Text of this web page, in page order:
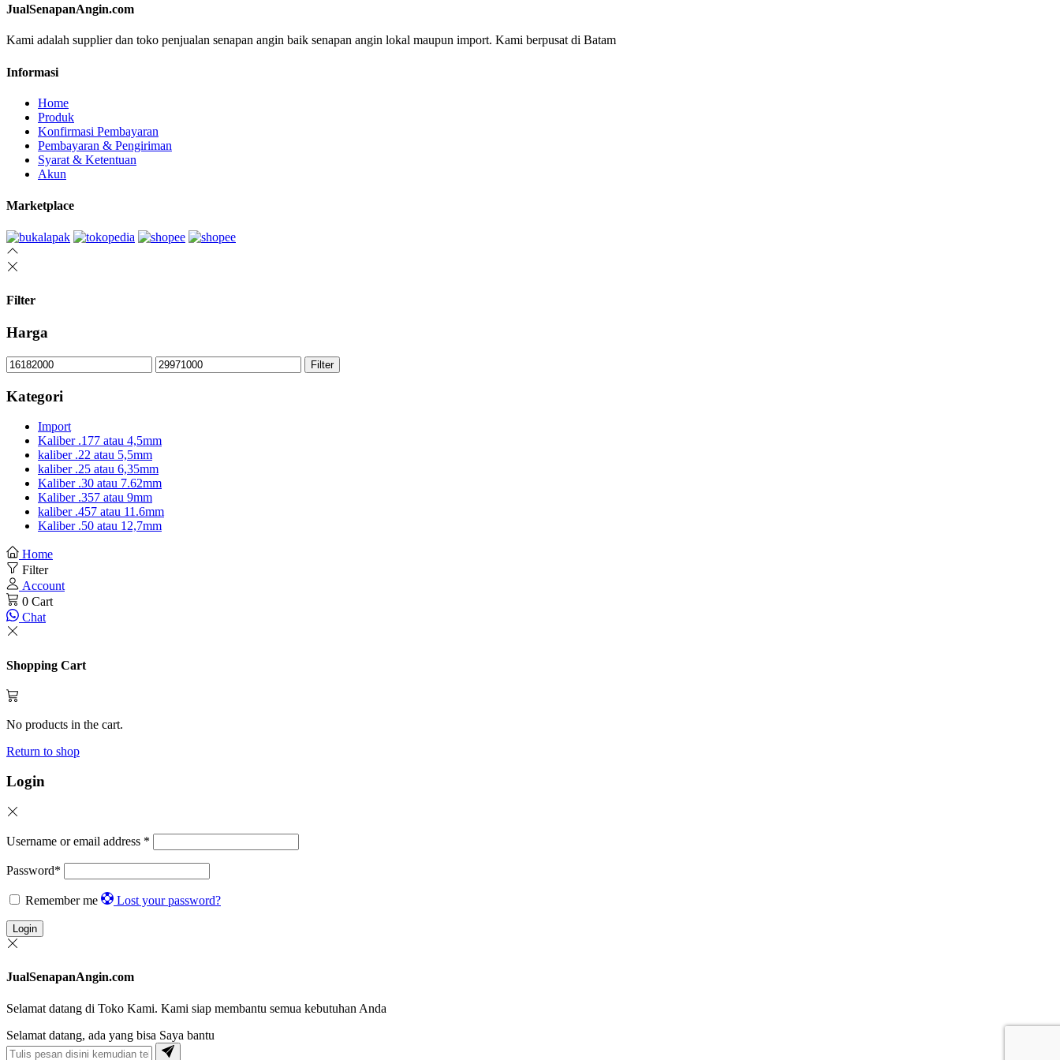
JualSenapanAngin.com
Kami adalah supplier dan toko penjualan senapan angin baik senapan angin lokal maupun import. Kami berpusat di Batam
Informasi
Home
Produk
Konfirmasi Pembayaran
Pembayaran & Pengiriman
Syarat & Ketentuan
Akun
Marketplace
Filter
Harga
Min
price
Max
price
Filter
Kategori
Import
Kaliber .177 atau 4,5mm
kaliber .22 atau 5,5mm
kaliber .25 atau 6,35mm
Kaliber .30 atau 7.62mm
Kaliber .357 atau 9mm
kaliber .457 atau 11.6mm
Kaliber .50 atau 12,7mm
Home
Filter
Account
0 Cart
Chat
Shopping Cart
No products in the cart.
Return to shop
Login
Username or email address *
Password*
Remember me Lost your password?
Login
JualSenapanAngin.com
Selamat datang di Toko Kami. Kami siap membantu semua kebutuhan Anda
Selamat datang, ada yang bisa Saya bantu